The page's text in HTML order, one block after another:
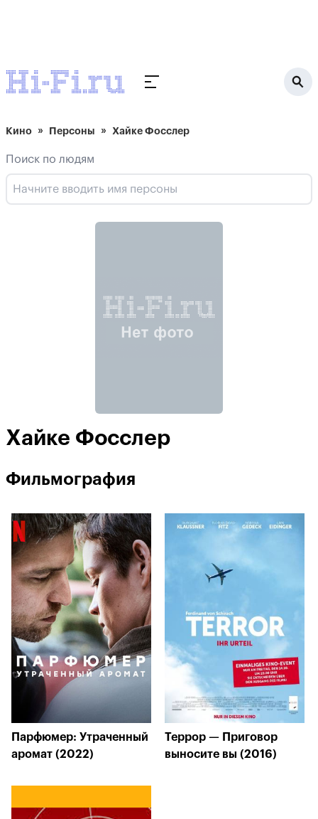
Кино Персоны Хайке Фосслер
Поиск по людям
Хайке Фосслер
Фильмография
Парфюмер: Утраченный
аромат (2022)
Террор — Приговор
выносите вы (2016)